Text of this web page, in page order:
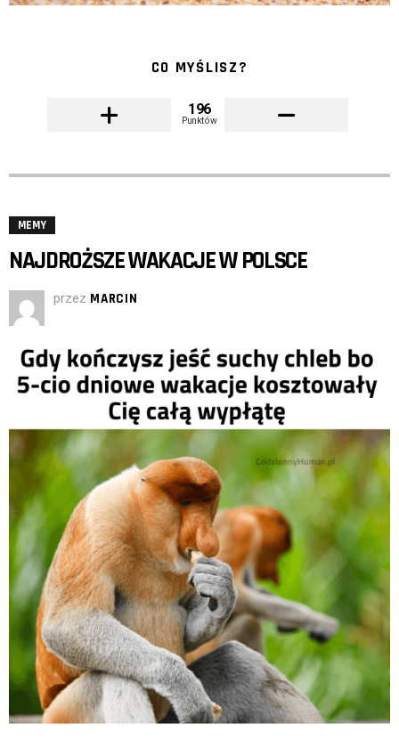
CO MYŚLISZ?
196
Punktów
MEMY
NAJDROŻSZE WAKACJE W POLSCE
przez MARCIN